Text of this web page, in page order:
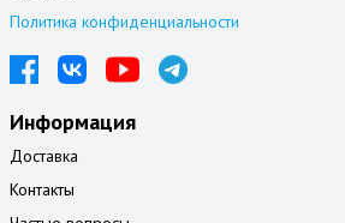
Политика конфиденциальности
Информация
Доставка
Контакты